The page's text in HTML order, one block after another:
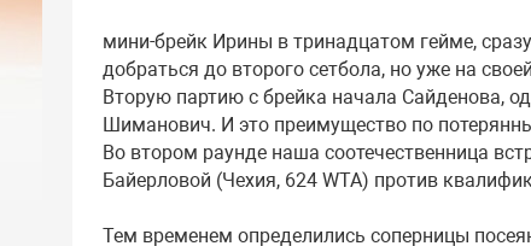
мини-брейк Ирины в тринадцатом гейме,
добраться до второго сетбола, но уже на
Вторую партию с брейка начала Сайденова,
Шиманович. И это преимущество по
Во втором раунде наша соотечественница
Байерловой (Чехия, 624 WTA) против
Тем временем определились соперницы